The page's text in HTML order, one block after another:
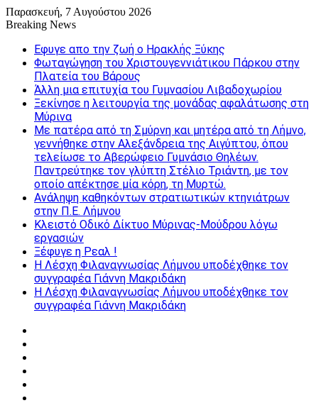
Παρασκευή, 7 Αυγούστου 2026
Breaking News
Εφυγε απο την ζωή o Ηρακλής Ξύκης
Φωταγώγηση του Χριστουγεννιάτικου Πάρκου στην
Πλατεία του Βάρους
Άλλη μια επιτυχία του Γυμνασίου Λιβαδοχωρίου
Ξεκίνησε η λειτουργία της μονάδας αφαλάτωσης στη
Μύρινα
Με πατέρα από τη Σμύρνη και μητέρα από τη Λήμνο,
γεννήθηκε στην Αλεξάνδρεια της Αιγύπτου, όπου
τελείωσε το Αβερώφειο Γυμνάσιο Θηλέων.
Παντρεύτηκε τον γλύπτη Στέλιο Τριάντη, με τον
οποίο απέκτησε μία κόρη, τη Μυρτώ.
Ανάληψη καθηκόντων στρατιωτικών κτηνιάτρων
στην Π.Ε. Λήμνου
Κλειστό Οδικό Δίκτυο Μύρινας-Μούδρου λόγω
εργασιών
Ξέφυγε η Ρεαλ !
Η Λέσχη Φιλαναγνωσίας Λήμνου υποδέχθηκε τον
συγγραφέα Γιάννη Μακριδάκη
Η Λέσχη Φιλαναγνωσίας Λήμνου υποδέχθηκε τον
συγγραφέα Γιάννη Μακριδάκη